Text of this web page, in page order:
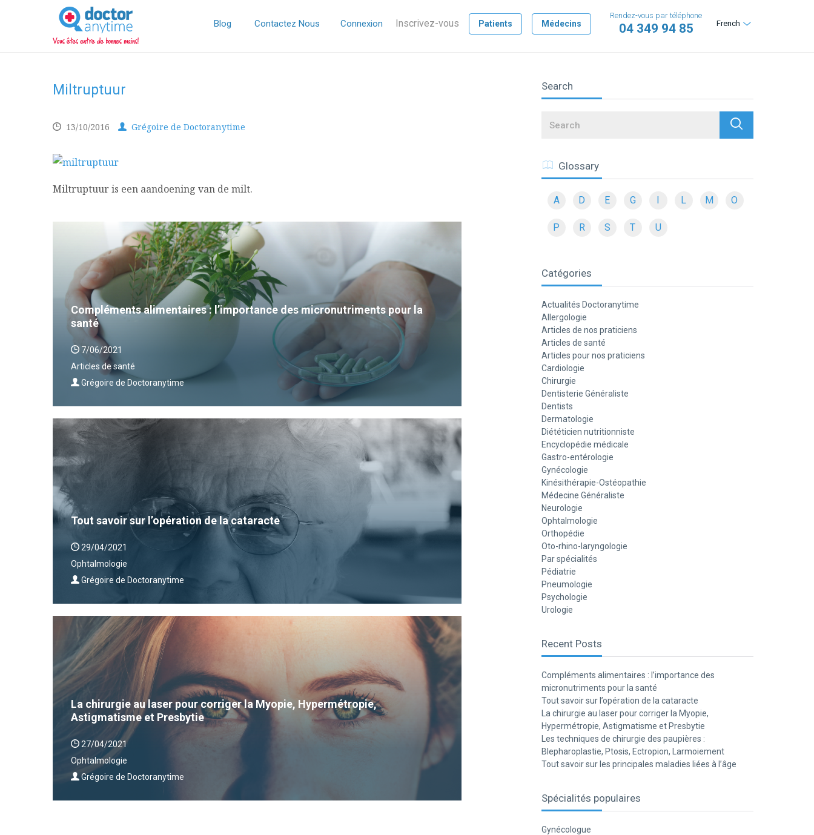
DoctorAnyTime
You
are
in
good
Blog Contactez Nous Connexion Inscrivez-vous Patients Médecins French
Rendez-vous par téléphone
04 349 94 85
Miltruptuur
13/10/2016 Grégoire de Doctoranytime
Miltruptuur is een aandoening van de milt.
Compléments alimentaires : l’importance des micronutriments pour la
santé
7/06/2021
Articles de santé
Grégoire de Doctoranytime
Tout savoir sur l’opération de la cataracte
29/04/2021
Ophtalmologie
Grégoire de Doctoranytime
La chirurgie au laser pour corriger la Myopie, Hypermétropie,
Astigmatisme et Presbytie
27/04/2021
Ophtalmologie
Grégoire de Doctoranytime
Search
Search
Glossary
A D E G I L M O
P R S T U
Catégories
Actualités Doctoranytime
Allergologie
Articles de nos praticiens
Articles de santé
Articles pour nos praticiens
Cardiologie
Chirurgie
Dentisterie Généraliste
Dentists
Dermatologie
Diététicien nutritionniste
Encyclopédie médicale
Gastro-entérologie
Gynécologie
Kinésithérapie-Ostéopathie
Médecine Généraliste
Neurologie
Ophtalmologie
Orthopédie
Oto-rhino-laryngologie
Par spécialités
Pédiatrie
Pneumologie
Psychologie
Urologie
Recent Posts
Compléments alimentaires : l’importance des
micronutriments pour la santé
Tout savoir sur l’opération de la cataracte
La chirurgie au laser pour corriger la Myopie,
Hypermétropie, Astigmatisme et Presbytie
Les techniques de chirurgie des paupières :
Blepharoplastie, Ptosis, Ectropion, Larmoiement
Tout savoir sur les principales maladies liées à l’âge
Spécialités populaires
Gynécologue